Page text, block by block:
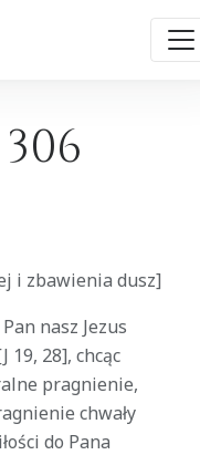
i zbawienia dusz]
nasz Jezus
19, 28], chcąc
pragnienie,
chwały
do Pana